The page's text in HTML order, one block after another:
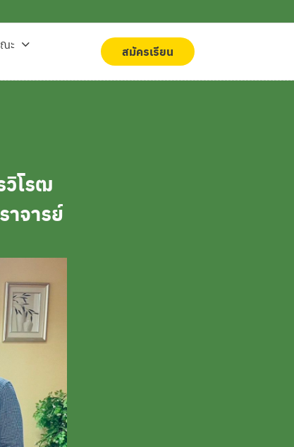
ะ สมัครเรียน
วิโรฒ
จารย์